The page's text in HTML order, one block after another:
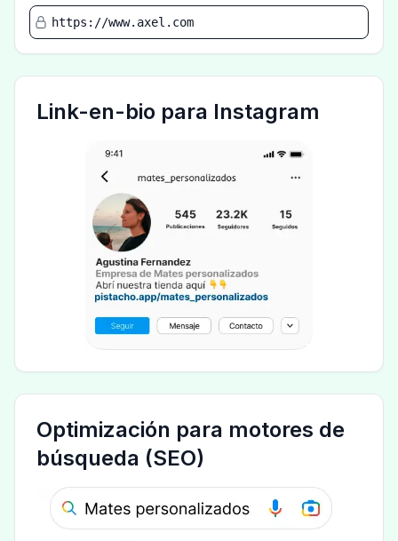
https://www.axel.com
Link-en-bio para Instagram
Optimización para motores de
búsqueda (SEO)